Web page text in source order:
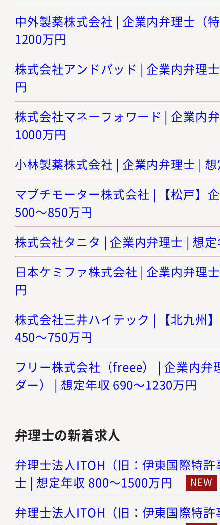
中外製薬株式会社 | 企業内弁理士（
1200万円
株式会社アンドパッド | 企業内弁理
円
株式会社マネーフォワード | 企業内
1000万円
小林製薬株式会社 | 企業内弁理士 |
マブチモーター株式会社 | 【松戸】
500～850万円
株式会社タニタ | 企業内弁理士 | 想
日本ケミファ株式会社 | 企業内弁理
円
株式会社三井ハイテック | 【北九州
450～750万円
フリー株式会社（freee） | 企業内弁
ダー） | 想定年収 690～1230万円
弁理士の新着求人
弁理士法人ITOH（旧：伊東国際特
士 | 想定年収 800～1500万円
弁理士法人ITOH（旧：伊東国際特